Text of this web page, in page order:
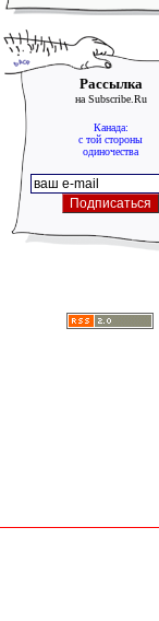
Рассылка
на Subscribe.Ru
Канада:
с той стороны
одиночества